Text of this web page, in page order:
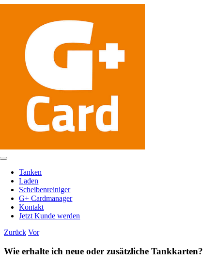
Toggle
Navigation
Tanken
Laden
Scheibenreiniger
G+ Cardmanager
Kontakt
Jetzt Kunde werden
Zurück Vor
Wie erhalte ich neue oder zusätzliche Tankkarten?